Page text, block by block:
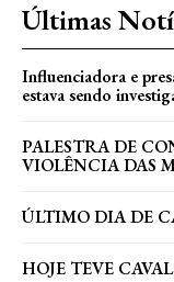
Últimas
Influenciadora e
estava sendo
PALESTRA DE
VIOLÊNCIA DAS
ÚLTIMO DIA DE
HOJE TEVE